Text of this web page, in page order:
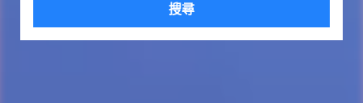
搜尋